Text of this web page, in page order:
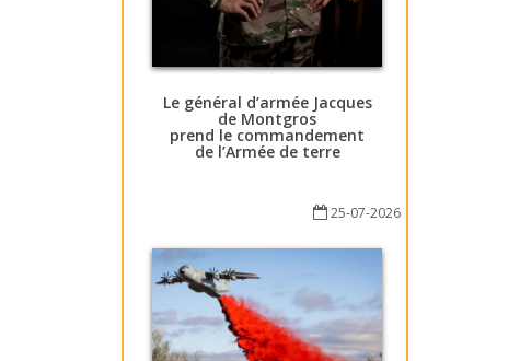
Le général d’armée Jacques
de Montgros
prend le commandement
de l’Armée de terre
25-07-2026